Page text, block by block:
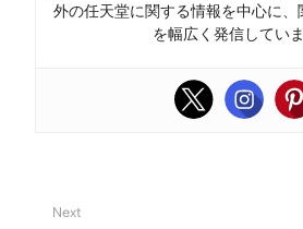
外の任天堂に関する情報を中心に、
を幅広く発信していま
Next